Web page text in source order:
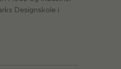
Designskole i